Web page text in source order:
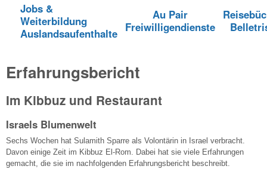
Jobs &
Weiterbildung
Auslandsaufenthalte
Au Pair
Freiwilligendienste
Erfahrungsbericht
Im Kibbuz und Restaurant
Israels Blumenwelt
Sechs Wochen hat Sulamith Sparre als Volontärin in Israel verbracht.
Davon einige Zeit im Kibbuz El-Rom. Dabei hat sie viele Erfahrungen
gemacht, die sie im nachfolgenden Erfahrungsbericht beschreibt.